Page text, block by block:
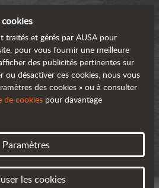
traités et gérés par AUSA pour
pour vous fournir une meilleure
des publicités pertinentes sur
ou désactiver ces cookies, nous vous
des cookies » ou à consulter
de cookies pour davantage
Paramètres
les cookies